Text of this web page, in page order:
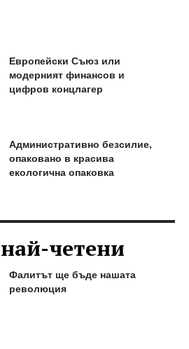
Европейски Съюз или
модерният финансов и
цифров концлагер
Административно безсилие,
опаковано в красива
екологична опаковка
четени
Фалитът ще бъде нашата
революция